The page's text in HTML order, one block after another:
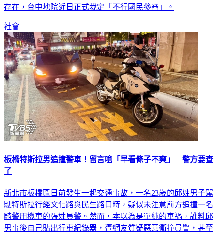
存在，台中地院近日正式裁定「不行國民參審」。
社會
板橋特斯拉男追撞警車！留言嗆「早看條子不爽」 警方要查
了
新北市板橋區日前發生一起交通事故，一名23歲的邱姓男子駕
駛特斯拉行經文化路與民生路口時，疑似未注意前方追撞一名
騎警用機車的張姓員警。然而，本以為是單純的車禍，誰料邱
男事後自己貼出行車紀錄器，遭網友質疑惡意衝撞員警，甚至